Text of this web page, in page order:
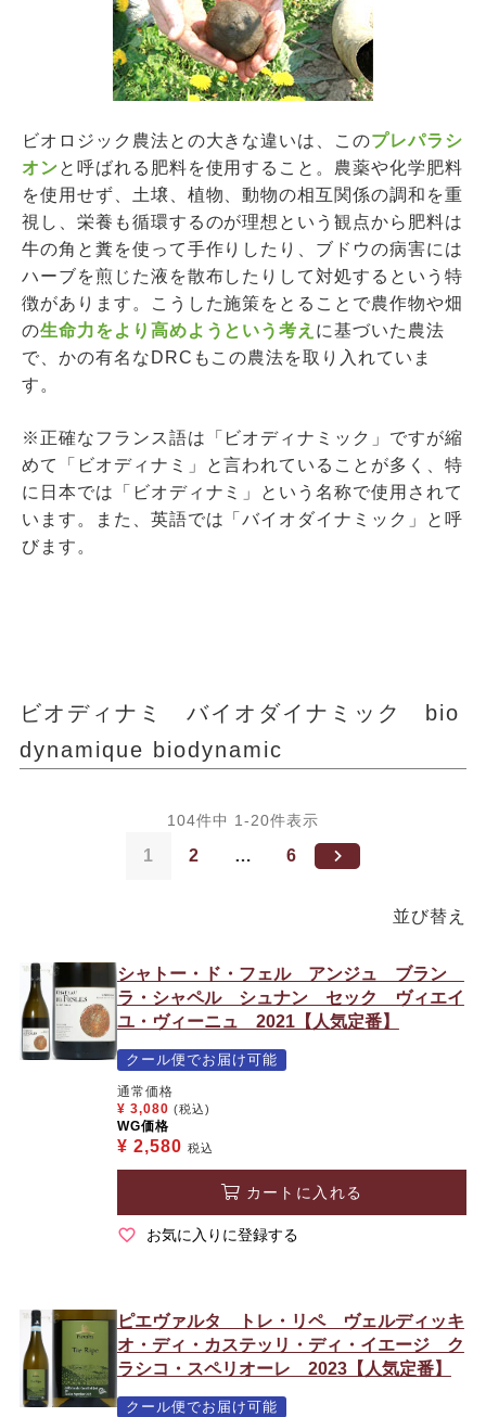
ビオロジック農法との大きな違いは、このプレパラシ
オンと呼ばれる肥料を使用すること。農薬や化学肥料
を使用せず、土壌、植物、動物の相互関係の調和を重
視し、栄養も循環するのが理想という観点から肥料は
牛の角と糞を使って手作りしたり、ブドウの病害には
ハーブを煎じた液を散布したりして対処するという特
徴があります。こうした施策をとることで農作物や畑
の生命力をより高めようという考え に基づいた農法
で、かの有名なDRCもこの農法を取り入れていま
す。
※正確なフランス語は「ビオディナミック」ですが縮
めて「ビオディナミ」と言われていることが多く、特
に日本では「ビオディナミ」という名称で使用されて
います。また、英語では「バイオダイナミック」と呼
びます。
ビオディナミ バイオダイナミック bio
dynamique biodynamic
並び替え
104件中 1 -20件表示
1 2 … 6
シャトー・ド・フェル アンジュ ブラン
ラ・シャペル シュナン セック ヴィエイ
ユ・ヴィーニュ 2021【人気定番】
クール便でお届け可能
通常価格
¥ 3,080 (税込)
WG価格
¥ 2,580 税込
カートに入れる
お気に入りに登録する
ピエヴァルタ トレ・リペ ヴェルディッキ
オ・ディ・カステッリ・ディ・イエージ ク
ラシコ・スペリオーレ 2023【人気定番】
クール便でお届け可能